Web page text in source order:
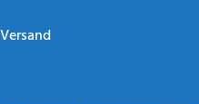
Versand